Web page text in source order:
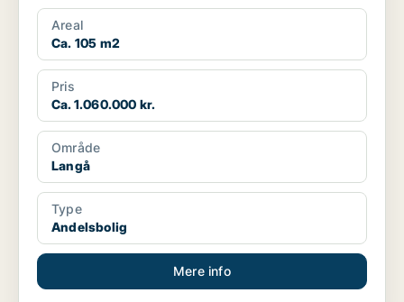
Areal
Ca. 105 m2
Pris
Ca. 1.060.000 kr.
Område
Langå
Type
Andelsbolig
Mere info